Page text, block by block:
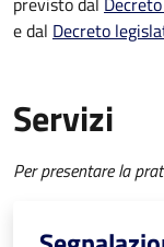
e dal Decreto
Servizi
Per presentare la